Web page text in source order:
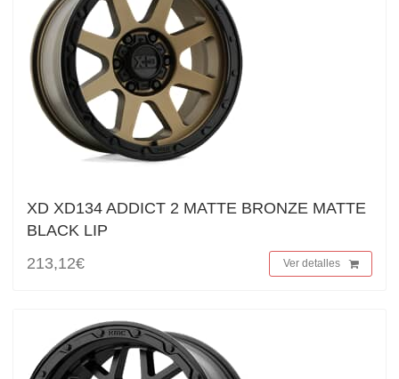
XD XD134 ADDICT 2 MATTE BRONZE MATTE
BLACK LIP
213,12€
Ver detalles